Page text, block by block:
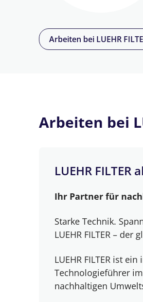
Arbeiten bei LUEHR
Arbeiten bei
LUEHR
Ihr Partner für
Starke Technik.
LUEHR FILTER –
LUEHR FILTER ist
Technologieführer
nachhaltigen